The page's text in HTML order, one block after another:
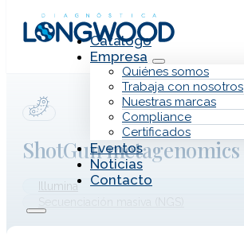
Saltar al contenido principal
Catálogo
Empresa
Quiénes somos
Trabaja con nosotros
Nuestras marcas
Compliance
Certificados
Eventos
Noticias
Contacto
ShotGun metagenomics
Illumina